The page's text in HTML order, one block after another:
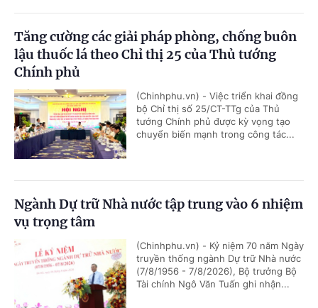
Tăng cường các giải pháp phòng, chống buôn
lậu thuốc lá theo Chỉ thị 25 của Thủ tướng
Chính phủ
(Chinhphu.vn) - Việc triển khai đồng
bộ Chỉ thị số 25/CT-TTg của Thủ
tướng Chính phủ được kỳ vọng tạo
chuyển biến mạnh trong công tác...
Ngành Dự trữ Nhà nước tập trung vào 6 nhiệm
vụ trọng tâm
(Chinhphu.vn) - Kỷ niệm 70 năm Ngày
truyền thống ngành Dự trữ Nhà nước
(7/8/1956 - 7/8/2026), Bộ trưởng Bộ
Tài chính Ngô Văn Tuấn ghi nhận...